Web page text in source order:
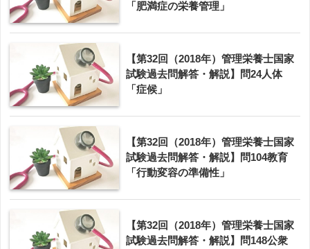
「肥満症の栄養管理」
【第32回（2018年）管理栄養士国家
試験過去問解答・解説】問24人体
「症候」
【第32回（2018年）管理栄養士国家
試験過去問解答・解説】問104教育
「行動変容の準備性」
【第32回（2018年）管理栄養士国家
試験過去問解答・解説】問148公衆